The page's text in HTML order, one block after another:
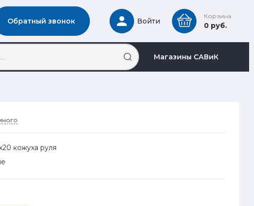
Обратный звонок Войти
Корзина
0 руб.
Магазины САВиК
кожуха руля